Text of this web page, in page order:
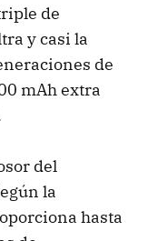
de
y casi la
de
mAh extra
del
la
hasta